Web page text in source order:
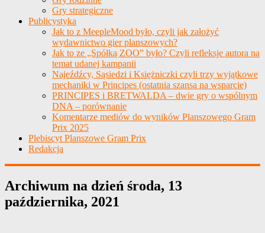
Gry strategiczne
Publicystyka
Jak to z MeepleMood było, czyli jak założyć
wydawnictwo gier planszowych?
Jak to ze „Spółką ZOO” było? Czyli refleksje autora na
temat udanej kampanii
Najeźdźcy, Sąsiedzi i Księżniczki czyli trzy wyjątkowe
mechaniki w Principes (ostatnia szansa na wsparcie)
PRINCIPES i BRETWALDA – dwie gry o wspólnym
DNA – porównanie
Komentarze mediów do wyników Planszowego Gram
Prix 2025
Plebiscyt Planszowe Gram Prix
Redakcja
Archiwum na dzień środa, 13
października, 2021